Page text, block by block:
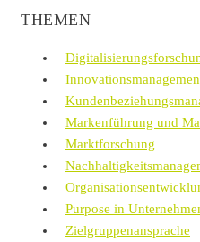
THEMEN
Markenführung und
Marktforschung
Purpose in
Zielgruppenansprache